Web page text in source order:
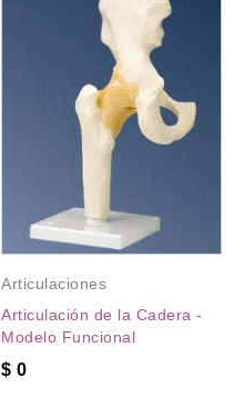
Articulaciones
Articulación de la Cadera -
Modelo Funcional
$ 0